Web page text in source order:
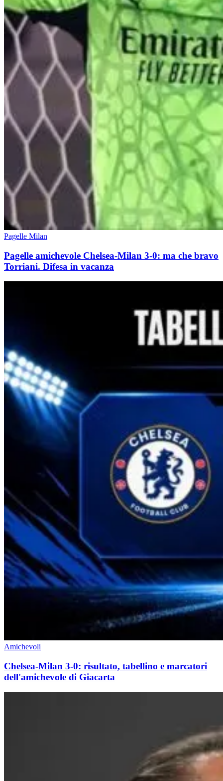
Pagelle Milan
Pagelle amichevole Chelsea-Milan 3-0: ma che bravo
Torriani. Difesa in vacanza
Amichevoli
Chelsea-Milan 3-0: risultato, tabellino e marcatori
dell'amichevole di Giacarta